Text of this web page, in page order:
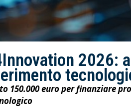
2026:
150.000 euro per finanziare